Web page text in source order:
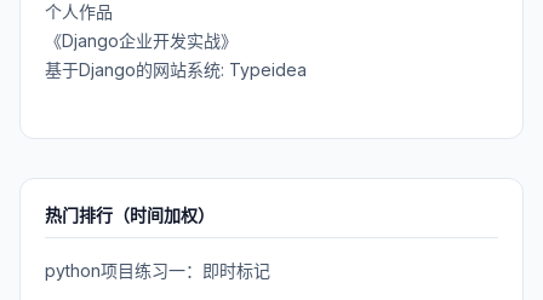
个人作品
《Django企业开发实战》
基于Django的网站系统: Typeidea
热门排行（时间加权）
python项目练习一：即时标记